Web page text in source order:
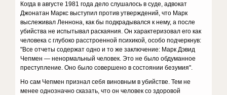
Когда в августе 1981 года дело слушалось в суде, адвокат
Джонатан Маркс выступил против утверждений, что Марк
выслеживал Леннона, как бы подкрадывался к нему, а после
убийства не испытывал раскаяния. Он характеризовал его как
человека с глубоко расстроенной психикой, особо подчеркнув:
"Все отчеты содержат одно и то же заключение: Марк Дэвид
Чепмен — ненормальный человек. Это не было обдуманное
преступление. Оно было совершено в состоянии безумия".
Но сам Чепмен признал себя виновным в убийстве. Тем не
менее однозначно сказать, что он человек со здоровой